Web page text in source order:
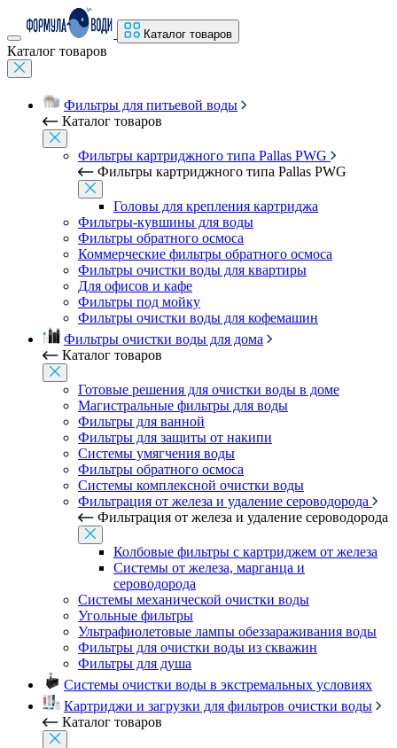
Каталог товаров
Каталог товаров
Фильтры для питьевой воды
Каталог товаров
Фильтры картриджного типа Pallas PWG
Фильтры картриджного типа Pallas PWG
Головы для крепления картриджа
Фильтры-кувшины для воды
Фильтры обратного осмоса
Коммерческие фильтры обратного осмоса
Фильтры очистки воды для квартиры
Для офисов и кафе
Фильтры под мойку
Фильтры очистки воды для кофемашин
Фильтры очистки воды для дома
Каталог товаров
Готовые решения для очистки воды в доме
Магистральные фильтры для воды
Фильтры для ванной
Фильтры для защиты от накипи
Системы умягчения воды
Фильтры обратного осмоса
Системы комплексной очистки воды
Фильтрация от железа и удаление сероводорода
Фильтрация от железа и удаление сероводорода
Колбовые фильтры с картриджем от железа
Системы от железа, марганца и
сероводорода
Системы механической очистки воды
Угольные фильтры
Ультрафиолетовые лампы обеззараживания воды
Фильтры для очистки воды из скважин
Фильтры для душа
Системы очистки воды в экстремальных условиях
Картриджи и загрузки для фильтров очистки воды
Каталог товаров